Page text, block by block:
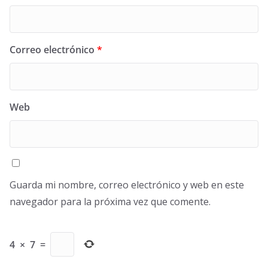
Correo electrónico *
Web
Guarda mi nombre, correo electrónico y web en este
navegador para la próxima vez que comente.
4 × 7 =